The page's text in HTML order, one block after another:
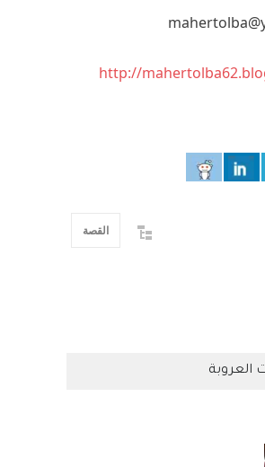
http://
القصة
العروبة